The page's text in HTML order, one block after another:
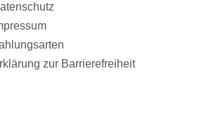
zur Barrierefreiheit